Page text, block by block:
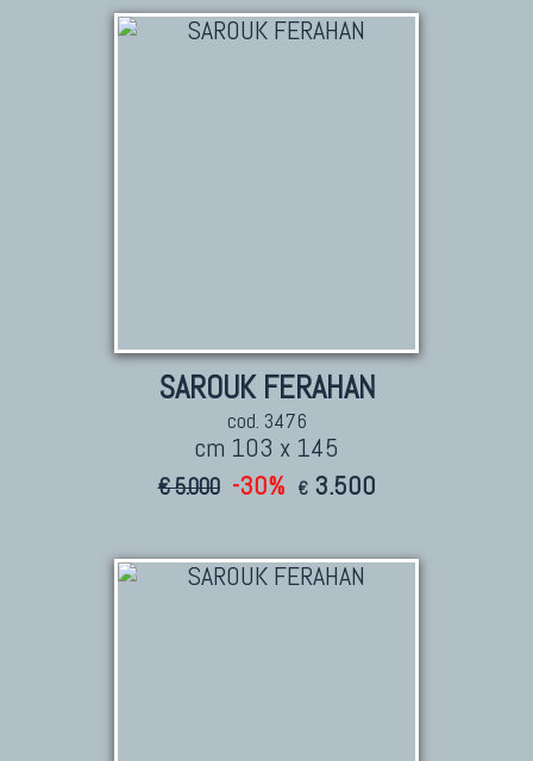
SAROUK FERAHAN
cod. 3476
cm 103 x 145
€ 5.000 -30% € 3.500